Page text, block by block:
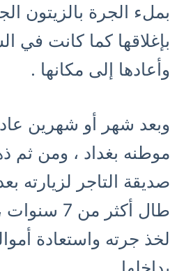
بملء الجرة بالزيتون
بإغلاقها كما كانت في
وأعادها إلى مكانها .
وبعد شهر أو شهرين
موطنه بغداد ، ومن ثم
صديقة التاجر لزيارته
طال أكثر من 7
لخذ جرته واستعادة